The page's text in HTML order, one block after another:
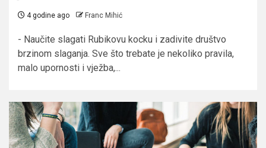
4 godine ago Franc Mihić
- Naučite slagati Rubikovu kocku i zadivite društvo
brzinom slaganja. Sve što trebate je nekoliko pravila,
malo upornosti i vježba,...